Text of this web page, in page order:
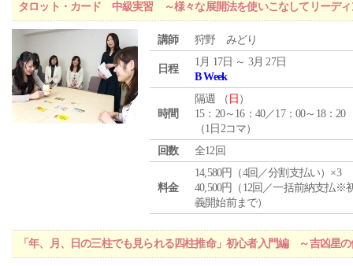
タロット・カード 中級実習 ～様々な展開法を使いこなしてリーディ
講師 狩野 みどり
日程
1月 17日 ～ 3月 27日
B Week
時間
隔週 （ 日 ）
15：20～16：40／17：00～18：20
（1日2コマ）
回数
全12回
料金
14,580円（4回／分割支払い）×3
40,500円（12回／一括前納支払※
義開始前まで）
「年、月、日の三柱でも見られる四柱推命」初心者入門編 ～吉凶星